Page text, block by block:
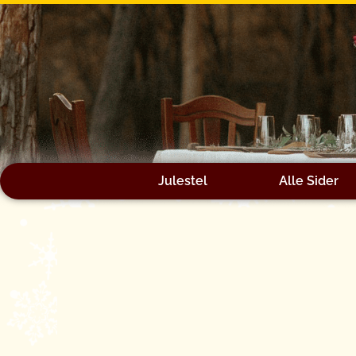
Gå
til
indholdet
Julestel Alle Sider